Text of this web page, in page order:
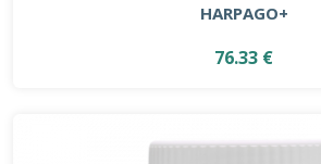
HARPAGO+
76.33 €